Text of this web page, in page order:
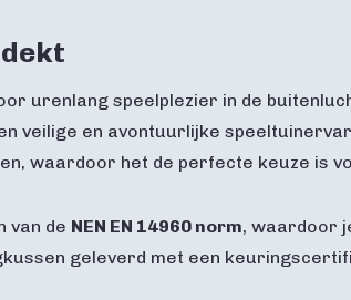
urenlang speelplezier in de
veilige en avontuurlijke
waardoor het de perfecte keuze is
van de NEN EN 14960 norm, waardoor
geleverd met een